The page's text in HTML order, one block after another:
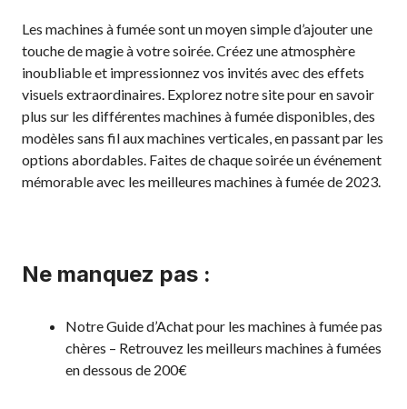
Les machines à fumée sont un moyen simple d’ajouter une
touche de magie à votre soirée. Créez une atmosphère
inoubliable et impressionnez vos invités avec des effets
visuels extraordinaires. Explorez notre site pour en savoir
plus sur les différentes machines à fumée disponibles, des
modèles sans fil aux machines verticales, en passant par les
options abordables. Faites de chaque soirée un événement
mémorable avec les meilleures machines à fumée de 2023.
Ne manquez pas :
Notre Guide d’Achat pour les machines à fumée pas
chères – Retrouvez les meilleurs machines à fumées
en dessous de 200€